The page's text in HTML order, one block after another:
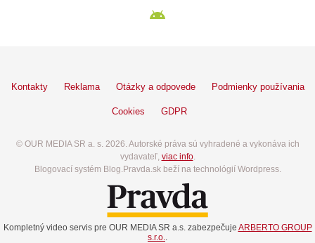
Kontakty Reklama Otázky a odpovede Podmienky používania
Cookies GDPR
© OUR MEDIA SR a. s. 2026. Autorské práva sú vyhradené a vykonáva ich
vydavateľ, viac info.
Blogovací systém Blog.Pravda.sk beží na technológií Wordpress.
Kompletný video servis pre OUR MEDIA SR a.s. zabezpečuje ARBERTO GROUP
s.r.o..